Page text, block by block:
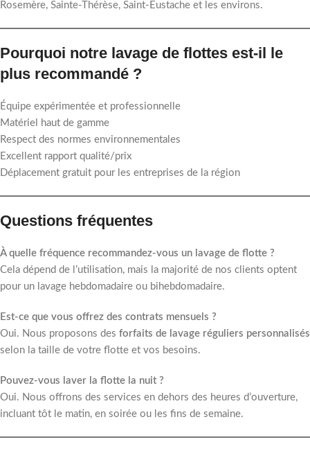
Rosemère, Sainte-Thérèse, Saint-Eustache et les environs.
Pourquoi notre lavage de flottes est-il le
plus recommandé ?
Équipe expérimentée et professionnelle
Matériel haut de gamme
Respect des normes environnementales
Excellent rapport qualité/prix
Déplacement gratuit pour les entreprises de la région
Questions fréquentes
À quelle fréquence recommandez-vous un lavage de flotte ?
Cela dépend de l’utilisation, mais la majorité de nos clients optent
pour un lavage hebdomadaire ou bihebdomadaire.
Est-ce que vous offrez des contrats mensuels ?
Oui. Nous proposons des forfaits de lavage réguliers personnalisés
selon la taille de votre flotte et vos besoins.
Pouvez-vous laver la flotte la nuit ?
Oui. Nous offrons des services en dehors des heures d’ouverture,
incluant tôt le matin, en soirée ou les fins de semaine.